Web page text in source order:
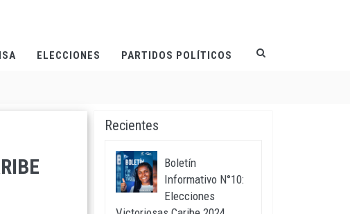
ELECCIONES PARTIDOS POLÍTICOS
Recientes
Boletín
Informativo N°10:
Elecciones